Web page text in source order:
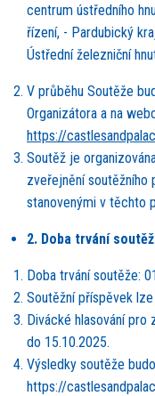
centrum ústředního
řízení, - Pardubický
Ústřední železniční
V průběhu Soutěže
Organizátora a na
https://
Soutěž je
zveřejněnísoutěžního
stanovenými v těchto
2. Doba trvání sout
Doba trvánísoutěže:
Soutěžní příspěvek
Divácké hlasování pro
do 15.10.2025.
Výsledky soutěže
https://